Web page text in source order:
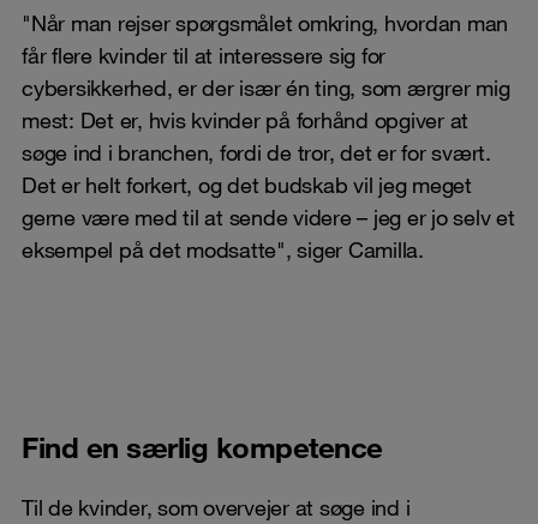
"Når man rejser spørgsmålet omkring, hvordan man
får flere kvinder til at interessere sig for
cybersikkerhed, er der især én ting, som ærgrer mig
mest: Det er, hvis kvinder på forhånd opgiver at
søge ind i branchen, fordi de tror, det er for svært.
Det er helt forkert, og det budskab vil jeg meget
gerne være med til at sende videre – jeg er jo selv et
eksempel på det modsatte", siger Camilla.
Find en særlig kompetence
Til de kvinder, som overvejer at søge ind i